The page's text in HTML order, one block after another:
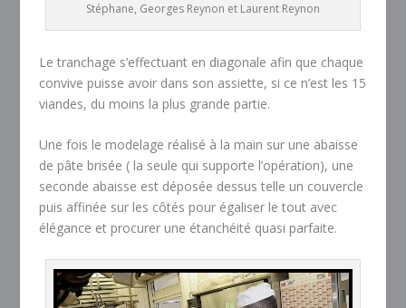
Stéphane, Georges Reynon et Laurent Reynon
Le tranchage s’effectuant en diagonale afin que chaque
convive puisse avoir dans son assiette, si ce n’est les 15
viandes, du moins la plus grande partie.
Une fois le modelage réalisé à la main sur une abaisse
de pâte brisée ( la seule qui supporte l’opération), une
seconde abaisse est déposée dessus telle un couvercle
puis affinée sur les côtés pour égaliser le tout avec
élégance et procurer une étanchéité quasi parfaite.